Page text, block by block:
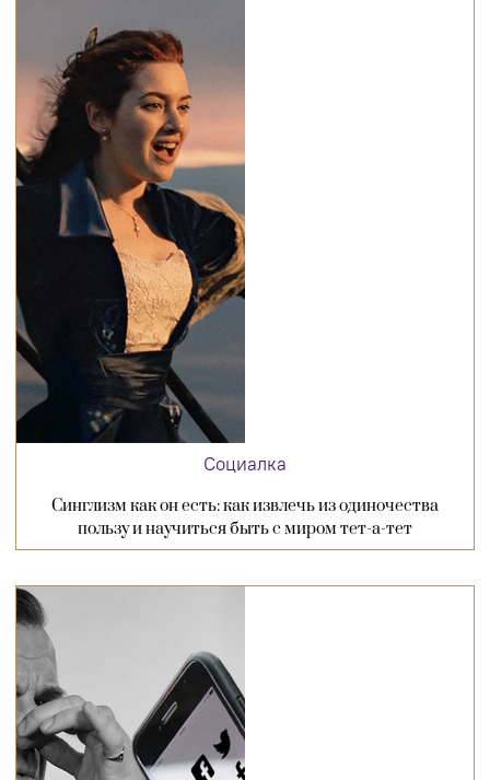
Социалка
Синглизм как он есть: как извлечь из одиночества
пользу и научиться быть с миром тет-а-тет